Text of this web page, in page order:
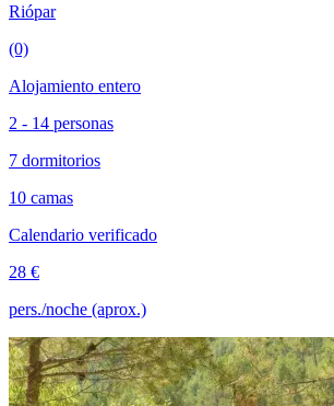
Riópar
(0)
Alojamiento entero
2 - 14 personas
7 dormitorios
10 camas
Calendario verificado
28 €
pers./noche (aprox.)